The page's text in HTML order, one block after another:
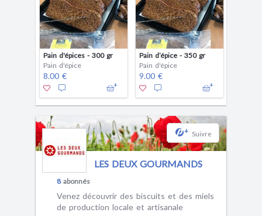
Pain d'épices - 300 gr
Pain d'épice
8.00 €
Pain d’épice - 350 gr
Pain d'épice
9.00 €
+ Suivre
LES DEUX GOURMANDS
8abonnés
Venez découvrir des biscuits et des miels
de production locale et artisanale